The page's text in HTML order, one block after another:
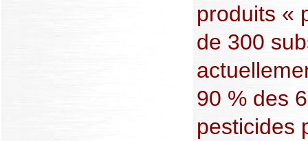
produits «
de 300
90 % des
pesticides